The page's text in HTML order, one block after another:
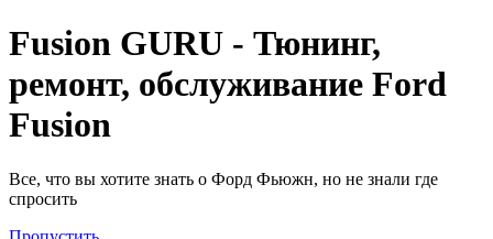
Fusion GURU - Тюнинг,
ремонт, обслуживание Ford
Fusion
Все, что вы хотите знать о Форд Фьюжн, но не знали где
спросить